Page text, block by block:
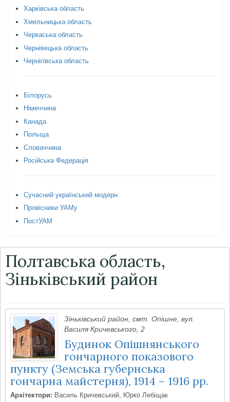
Харківська область
Хмельницька область
Черкаська область
Чернівецька область
Чернігівська область
Білорусь
Німеччина
Канада
Польща
Словаччина
Російська Федерація
Сучасний український модерн
Провісники УАМу
ПостУАМ
Полтавська область,
Зіньківський район
Зіньківський район, смт. Опішне, вул.
Василя Кричевського, 2
Будинок Опішнянського
гончарного показового
пункту (Земська губернська
гончарна майстерня), 1914 – 1916 рр.
Архітектори: Василь Кричевський, Юрко Лебіщак